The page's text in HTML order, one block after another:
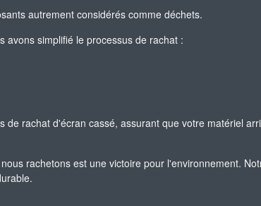
autrement considérés comme déchets.
avons simplifié le processus de rachat :
de rachat d'écran cassé, assurant que votre matériel
rachetons est une victoire pour l'environnement.